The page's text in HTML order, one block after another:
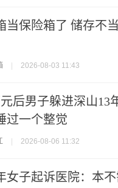
当保险箱了 储存不
2026-08-03 11:43
后男子躲进深山13
过一个整觉
2026-08-06 11:32
女子起诉医院：本不